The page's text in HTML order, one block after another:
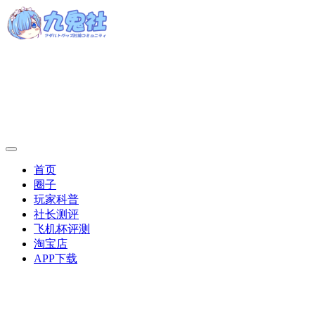
首页
圈子
玩家科普
社长测评
飞机杯评测
淘宝店
APP下载